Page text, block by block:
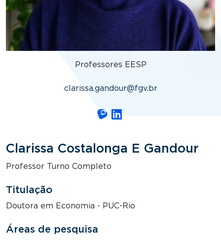
Professores EESP
clarissa.gandour@fgv.br
Clarissa Costalonga E Gandour
Professor Turno Completo
Titulação
Doutora em Economia - PUC-Rio
Áreas de pesquisa